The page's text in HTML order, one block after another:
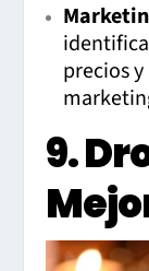
precios
9.